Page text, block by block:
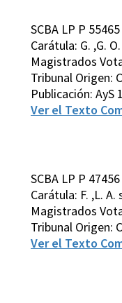
SCBA LP P
Carátula: G. ,G.
Magistrados
Tribunal Origen:
Publicación: AyS
Ver el Texto
SCBA LP P
Carátula: F. ,L.
Magistrados
Tribunal Origen:
Ver el Texto